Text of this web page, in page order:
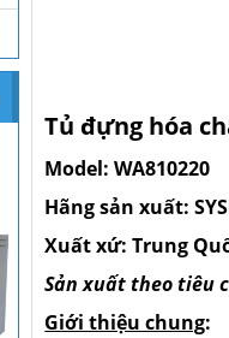
Tủ đựng hóa
Model: WA810220
Hãng sản xuất:
Xuất xứ: Trung
Sản xuất theo tiêu
Giới thiệu chung: